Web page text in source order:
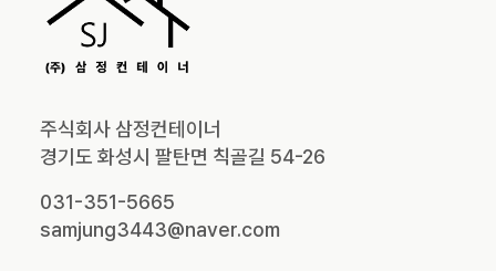
주식회사 삼정컨테이너
경기도 화성시 팔탄면 칙골길 54-26
031-351-5665
samjung3443@naver.com